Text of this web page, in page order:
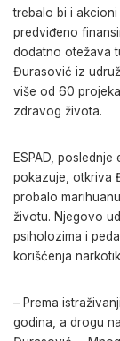
trebalo bi i
predviđeno
dodatno otežava
Đurasović iz
više od 60
zdravog života.
ESPAD,
pokazuje, otkriva
probalo
životu. Njegovo
psiholozima i
korišćenja
– Prema
godina, a drogu